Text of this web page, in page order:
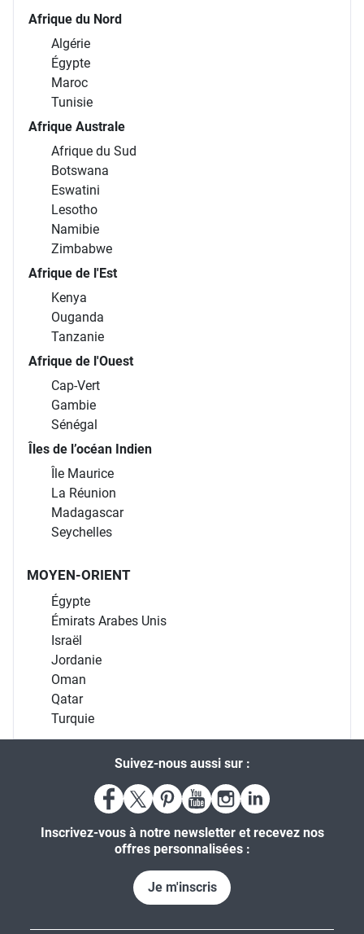
Afrique du Nord
Algérie
Égypte
Maroc
Tunisie
Afrique Australe
Afrique du Sud
Botswana
Eswatini
Lesotho
Namibie
Zimbabwe
Afrique de l'Est
Kenya
Ouganda
Tanzanie
Afrique de l'Ouest
Cap-Vert
Gambie
Sénégal
Îles de l’océan Indien
Île Maurice
La Réunion
Madagascar
Seychelles
MOYEN-ORIENT
Égypte
Émirats Arabes Unis
Israël
Jordanie
Oman
Qatar
Turquie
Suivez-nous aussi sur :
Inscrivez-vous à notre newsletter et recevez nos
offres personnalisées :
Je m'inscris